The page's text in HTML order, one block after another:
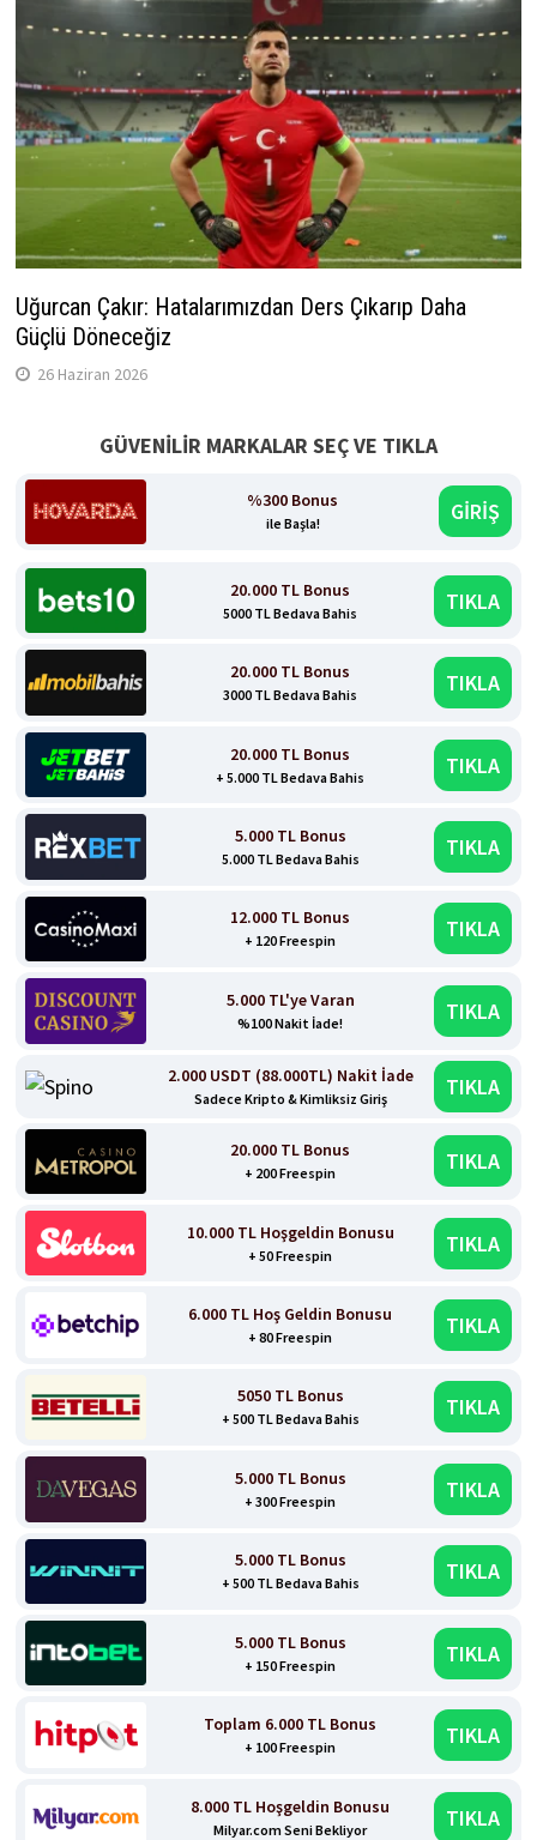
Uğurcan Çakır: Hatalarımızdan Ders Çıkarıp Daha
Güçlü Döneceğiz
26 Haziran 2026
GÜVENİLİR MARKALAR SEÇ VE TIKLA
%300 Bonus
ile Başla! GİRİŞ
20.000 TL Bonus
5000 TL Bedava Bahis TIKLA
20.000 TL Bonus
3000 TL Bedava Bahis TIKLA
20.000 TL Bonus
+ 5.000 TL Bedava Bahis TIKLA
5.000 TL Bonus
5.000 TL Bedava Bahis TIKLA
12.000 TL Bonus
+ 120 Freespin TIKLA
5.000 TL'ye Varan
%100 Nakit İade! TIKLA
2.000 USDT (88.000TL) Nakit İade
Sadece Kripto & Kimliksiz Giriş TIKLA
20.000 TL Bonus
+ 200 Freespin TIKLA
10.000 TL Hoşgeldin Bonusu
+ 50 Freespin TIKLA
6.000 TL Hoş Geldin Bonusu
+ 80 Freespin TIKLA
5050 TL Bonus
+ 500 TL Bedava Bahis TIKLA
5.000 TL Bonus
+ 300 Freespin TIKLA
5.000 TL Bonus
+ 500 TL Bedava Bahis TIKLA
5.000 TL Bonus
+ 150 Freespin TIKLA
Toplam 6.000 TL Bonus
+ 100 Freespin TIKLA
8.000 TL Hoşgeldin Bonusu
Milyar.com Seni Bekliyor TIKLA